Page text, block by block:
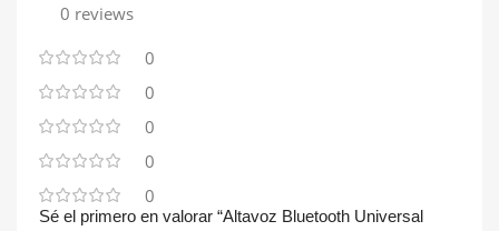
0 reviews
0
0
0
0
0
Sé el primero en valorar “Altavoz Bluetooth Universal